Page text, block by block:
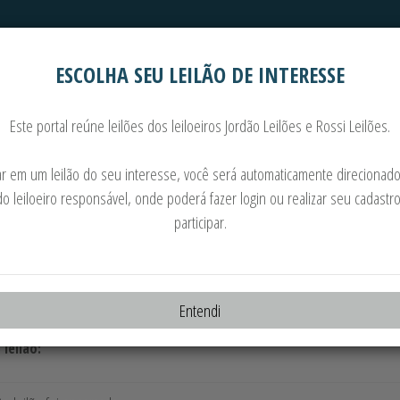
Automóveis Imoveis
VALTRA, JOHN DEERE, M. FERGUSON E
de Souza - Leiloeiro Oficial - JUCESP - 886
LTDA - CNPJ.: 44.957.804/0001-59
leilão:
ESCOLHA SEU LEILÃO DE INTERESSE
Este portal reúne leilões dos leiloeiros Jordão Leilões e Rossi Leilões.
em um leilão do seu interesse, você será automaticamente
leiloeiro responsável, onde poderá fazer login ou realizar seu
participar.
Entendi